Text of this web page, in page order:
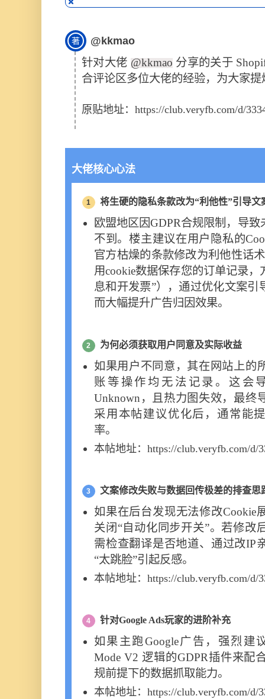
著 @kkmao
针对大佬 @kkmao 分享的关于
合评论区多位大佬的经验，为大家
原贴地址： https://club.veryfb.com/d/
大佬核心心法
1 将生硬的隐私条款改为“利他性”引导文
欧盟地区因GDPR合规限制，导
不到。楼主建议在用户隐私的
官方枯燥的条款修改为利他性话
用cookie数据保存您的订单记录
息和开发票”），通过优化文案引
而大幅提升广告归因效果。
2 为何必须获取用户同意及实际收益
如果用户不同意，其在网站上的
账等操作均无法记录。这会
Unknown，且热力图失效，最终
采用本帖建议优化后，通常能
率。
本帖地址：https://club.veryfb.com/d/
3 文案修改失败与数据回传极差的排查思
如果在后台发现无法修改Cookie
关闭“自动化同步开关”。若修改
需检查翻译是否地道、通过改IP
“太跳脸”引起反感。
本帖地址：https://club.veryfb.com/d/
4 针对Google Ads玩家的进阶补充
如果主跑Google广告，强烈建
Mode V2 逻辑的GDPR插件来配
规前提下的数据抓取能力。
本帖地址：https://club.veryfb.com/d/